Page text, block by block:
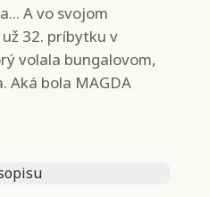
A vo svojom
32. príbytku v
volala bungalovom,
Aká bola MAGDA